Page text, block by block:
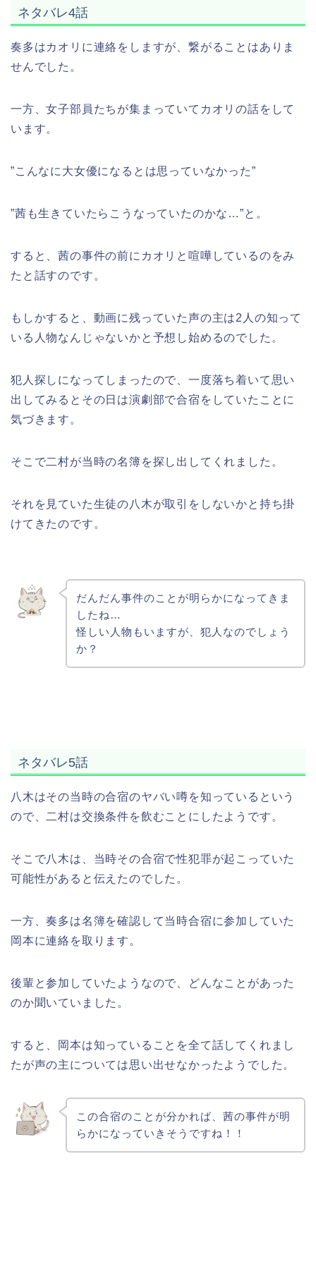
ネタバレ4話
奏多はカオリに連絡をしますが、繋がることはありま
せんでした。
一方、女子部員たちが集まっていてカオリの話をして
います。
”こんなに大女優になるとは思っていなかった”
”茜も生きていたらこうなっていたのかな…”と。
すると、茜の事件の前にカオリと喧嘩しているのをみ
たと話すのです。
もしかすると、動画に残っていた声の主は2人の知って
いる人物なんじゃないかと予想し始めるのでした。
犯人探しになってしまったので、一度落ち着いて思い
出してみるとその日は演劇部で合宿をしていたことに
気づきます。
そこで二村が当時の名簿を探し出してくれました。
それを見ていた生徒の八木が取引をしないかと持ち掛
けてきたのです。
だんだん事件のことが明らかになってきま
したね…
怪しい人物もいますが、犯人なのでしょう
か？
ネタバレ5話
八木はその当時の合宿のヤバい噂を知っているという
ので、二村は交換条件を飲むことにしたようです。
そこで八木は、当時その合宿で性犯罪が起こっていた
可能性があると伝えたのでした。
一方、奏多は名簿を確認して当時合宿に参加していた
岡本に連絡を取ります。
後輩と参加していたようなので、どんなことがあった
のか聞いていました。
すると、岡本は知っていることを全て話してくれまし
たが声の主については思い出せなかったようでした。
この合宿のことが分かれば、茜の事件が明
らかになっていきそうですね！！